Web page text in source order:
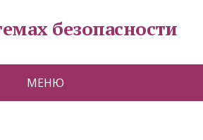
безопасности
МЕНЮ